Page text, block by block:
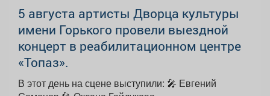
5 августа артисты Дворца культуры
имени Горького провели выездной
концерт в реабилитационном центре
«Топаз».
В этот день на сцене выступили: 🎤 Евгений